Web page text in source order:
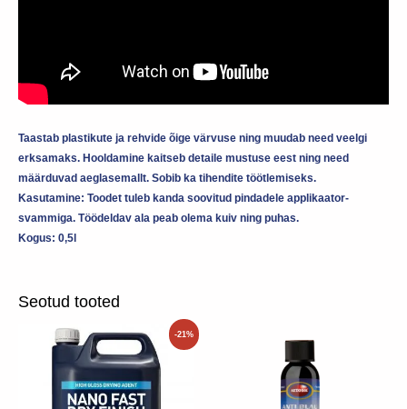
Taastab plastikute ja rehvide õige värvuse ning muudab need veelgi
erksamaks. Hooldamine kaitseb detaile mustuse eest ning need
määrduvad aeglasemallt. Sobib ka tihendite töötlemiseks.
Kasutamine: Toodet tuleb kanda soovitud pindadele applikaator-
svammiga. Töödeldav ala peab olema kuiv ning puhas.
Kogus: 0,5l
Seotud tooted
-21%
Sellel
tootel
on
mitu